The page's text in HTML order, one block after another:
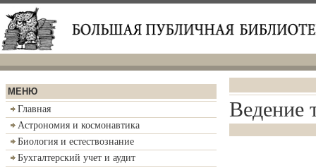
МЕНЮ
Главная
Астрономия и космонавтика
Биология и естествознание
Бухгалтерский учет и аудит
Ведение